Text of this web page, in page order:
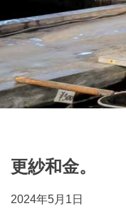
更紗和金。
2024年5月1日